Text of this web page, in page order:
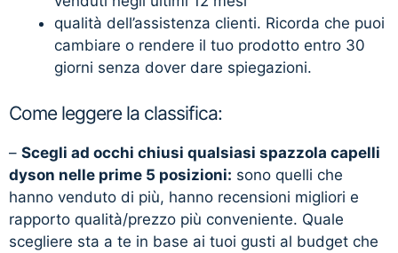
qualità dell’assistenza clienti. Ricorda che puoi
cambiare o rendere il tuo prodotto entro 30
giorni senza dover dare spiegazioni.
Come leggere la classifica:
– Scegli ad occhi chiusi qualsiasi spazzola capelli
dyson nelle prime 5 posizioni: sono quelli che
hanno venduto di più, hanno recensioni migliori e
rapporto qualità/prezzo più conveniente. Quale
scegliere sta a te in base ai tuoi gusti al budget che